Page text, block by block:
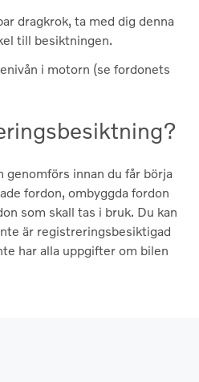
dragkrok, ta med dig denna
till besiktningen.
i motorn (se fordonets
genomförs innan du får börja
fordon, ombyggda fordon
som skall tas i bruk. Du kan
är registreringsbesiktigad
har alla uppgifter om bilen